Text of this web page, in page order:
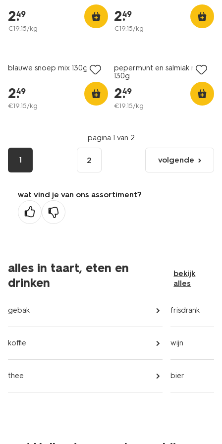
2.
49
€19.15/kg
2.
49
€19.15/kg
blauwe snoep mix 130g
2.
49
€19.15/kg
pepermunt en salmiak mix
130g
2.
49
€19.15/kg
pagina 1 van 2
1 2
volgende
pagina
volgende
wat vind je van ons assortiment?
alles in taart, eten en
drinken
bekijk
alles
gebak
koffie
thee
frisdrank
wijn
bier